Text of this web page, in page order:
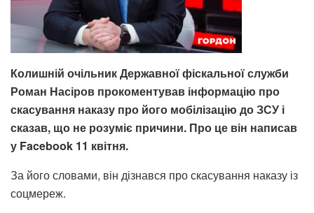
Колишній очільник Державної фіскальної служби
Роман Насіров прокоментував інформацію про
скасування наказу про його мобілізацію до ЗСУ і
сказав, що не розуміє причини. Про це він написав
у Facebook 11 квітня.
За його словами, він дізнався про скасування наказу із
соцмереж.